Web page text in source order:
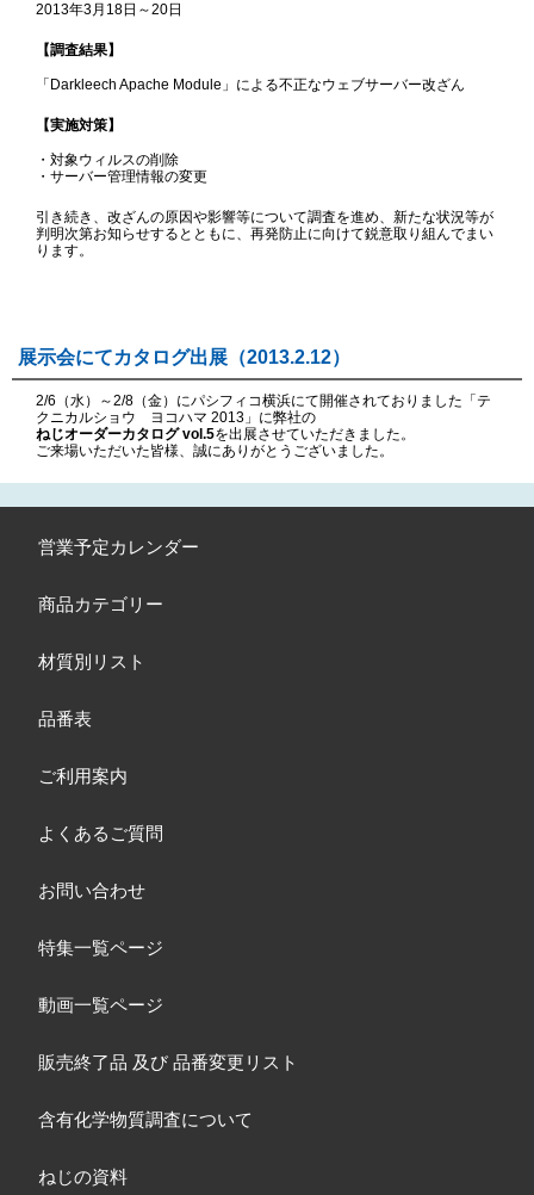
2013年3月18日～20日
【調査結果】
「Darkleech Apache Module」による不正なウェブサーバー改ざん
【実施対策】
・対象ウィルスの削除
・サーバー管理情報の変更
引き続き、改ざんの原因や影響等について調査を進め、新たな状況等が
判明次第お知らせするとともに、再発防止に向けて鋭意取り組んでまい
ります。
展示会にてカタログ出展（2013.2.12）
2/6（水）～2/8（金）にパシフィコ横浜にて開催されておりました「テ
クニカルショウ ヨコハマ 2013」に弊社の
ねじオーダーカタログ vol.5を出展させていただきました。
ご来場いただいた皆様、誠にありがとうございました。
営業予定カレンダー
商品カテゴリー
材質別リスト
品番表
ご利用案内
よくあるご質問
お問い合わせ
特集一覧ページ
動画一覧ページ
販売終了品 及び品番変更リスト
含有化学物質調査について
ねじの資料